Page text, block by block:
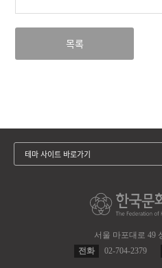
목록
서울 마포대로 49
전화
02-704-2379
테마 사이트 바로가기